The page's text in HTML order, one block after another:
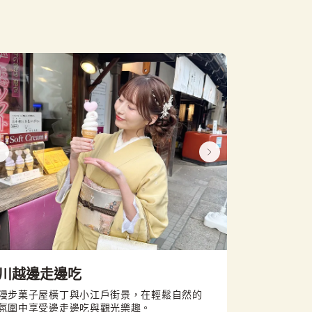
越邊走邊吃
步菓子屋橫丁與小江戶街景，在輕鬆自然的
圍中享受邊走邊吃與觀光樂趣。